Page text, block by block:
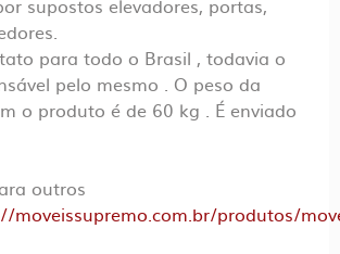
supostos elevadores, portas,
para todo o Brasil , todavia o
pelo mesmo . O peso da
o produto é de 60 kg . É enviado
outros
moveissupremo.com.br/produtos/